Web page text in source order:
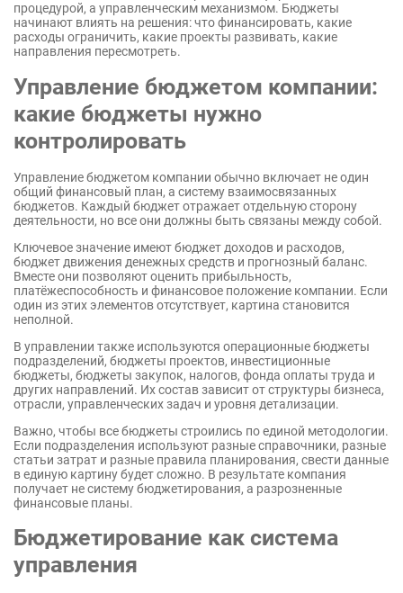
процедурой, а управленческим механизмом. Бюджеты
начинают влиять на решения: что финансировать, какие
расходы ограничить, какие проекты развивать, какие
направления пересмотреть.
Управление бюджетом компании:
какие бюджеты нужно
контролировать
Управление бюджетом компании обычно включает не один
общий финансовый план, а систему взаимосвязанных
бюджетов. Каждый бюджет отражает отдельную сторону
деятельности, но все они должны быть связаны между собой.
Ключевое значение имеют бюджет доходов и расходов,
бюджет движения денежных средств и прогнозный баланс.
Вместе они позволяют оценить прибыльность,
платёжеспособность и финансовое положение компании. Если
один из этих элементов отсутствует, картина становится
неполной.
В управлении также используются операционные бюджеты
подразделений, бюджеты проектов, инвестиционные
бюджеты, бюджеты закупок, налогов, фонда оплаты труда и
других направлений. Их состав зависит от структуры бизнеса,
отрасли, управленческих задач и уровня детализации.
Важно, чтобы все бюджеты строились по единой методологии.
Если подразделения используют разные справочники, разные
статьи затрат и разные правила планирования, свести данные
в единую картину будет сложно. В результате компания
получает не систему бюджетирования, а разрозненные
финансовые планы.
Бюджетирование как система
управления